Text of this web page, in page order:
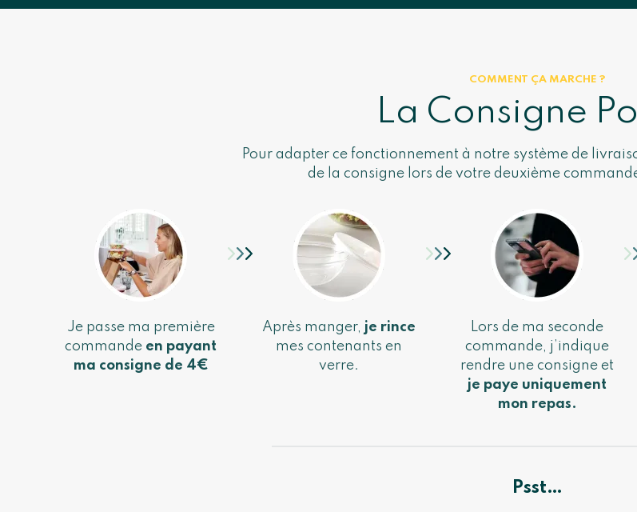
COMMENT ÇA MARCHE ?
La Consigne
Pour adapter ce fonctionnement à notre système de
de la consigne lors de votre deuxième
Je passe ma première
commande en payant
ma consigne de 4€
Après manger, je rince
mes contenants en
verre.
Lors de ma seconde
commande, j’indique
rendre une consigne et
je paye uniquement
mon repas.
Psst…